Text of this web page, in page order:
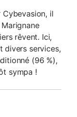
il
rêvent. Ici,
divers services,
(96 %),
sympa !